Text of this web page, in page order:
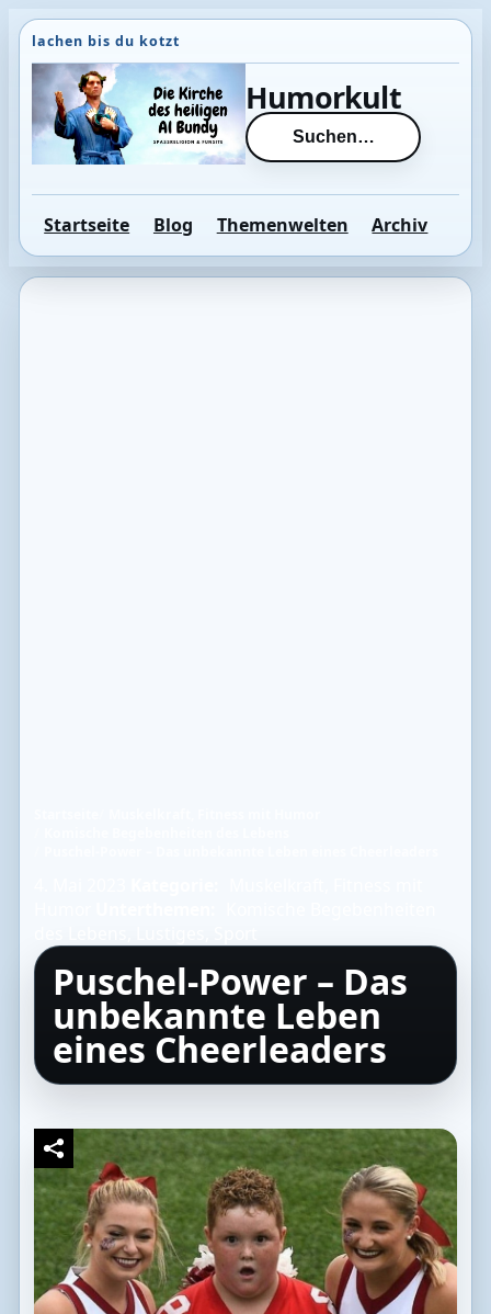
Direkt
zum
Inhalt
wechseln
Humorkult
Suchen…
Startseite Blog Themenwelten Archiv
Puschel-Power – Das
unbekannte Leben
eines Cheerleaders